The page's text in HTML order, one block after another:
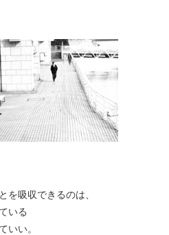
を吸収できるのは、
いる
いい。